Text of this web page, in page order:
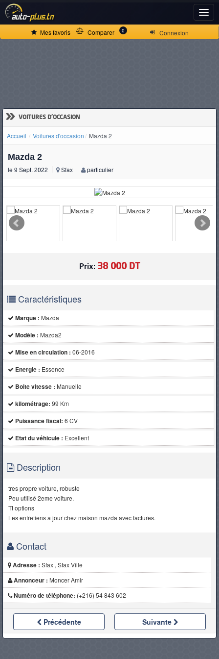
Connexion
Mes favoris Comparer 0
» VOITURES D'OCCASION
Accueil Voitures d'occasion Mazda 2
Mazda 2
le 9 Sept. 2022 Sfax particulier
Prix: 38 000 DT
Caractéristiques
Marque : Mazda
Modèle : Mazda2
Mise en circulation : 06-2016
Energie : Essence
Boite vitesse : Manuelle
kilométrage: 99 Km
Puissance fiscal: 6 CV
Etat du véhicule : Excellent
Description
tres propre voiture, robuste
Peu utilisé 2eme voiture.
Tt options
Les entretiens a jour chez maison mazda avec factures.
Contact
Adresse : Sfax , Sfax Ville
Annonceur : Moncer Amir
Numéro de téléphone: (+216) 54 843 602
Précédente Suivante
ACCUEIL
D'OCCASION